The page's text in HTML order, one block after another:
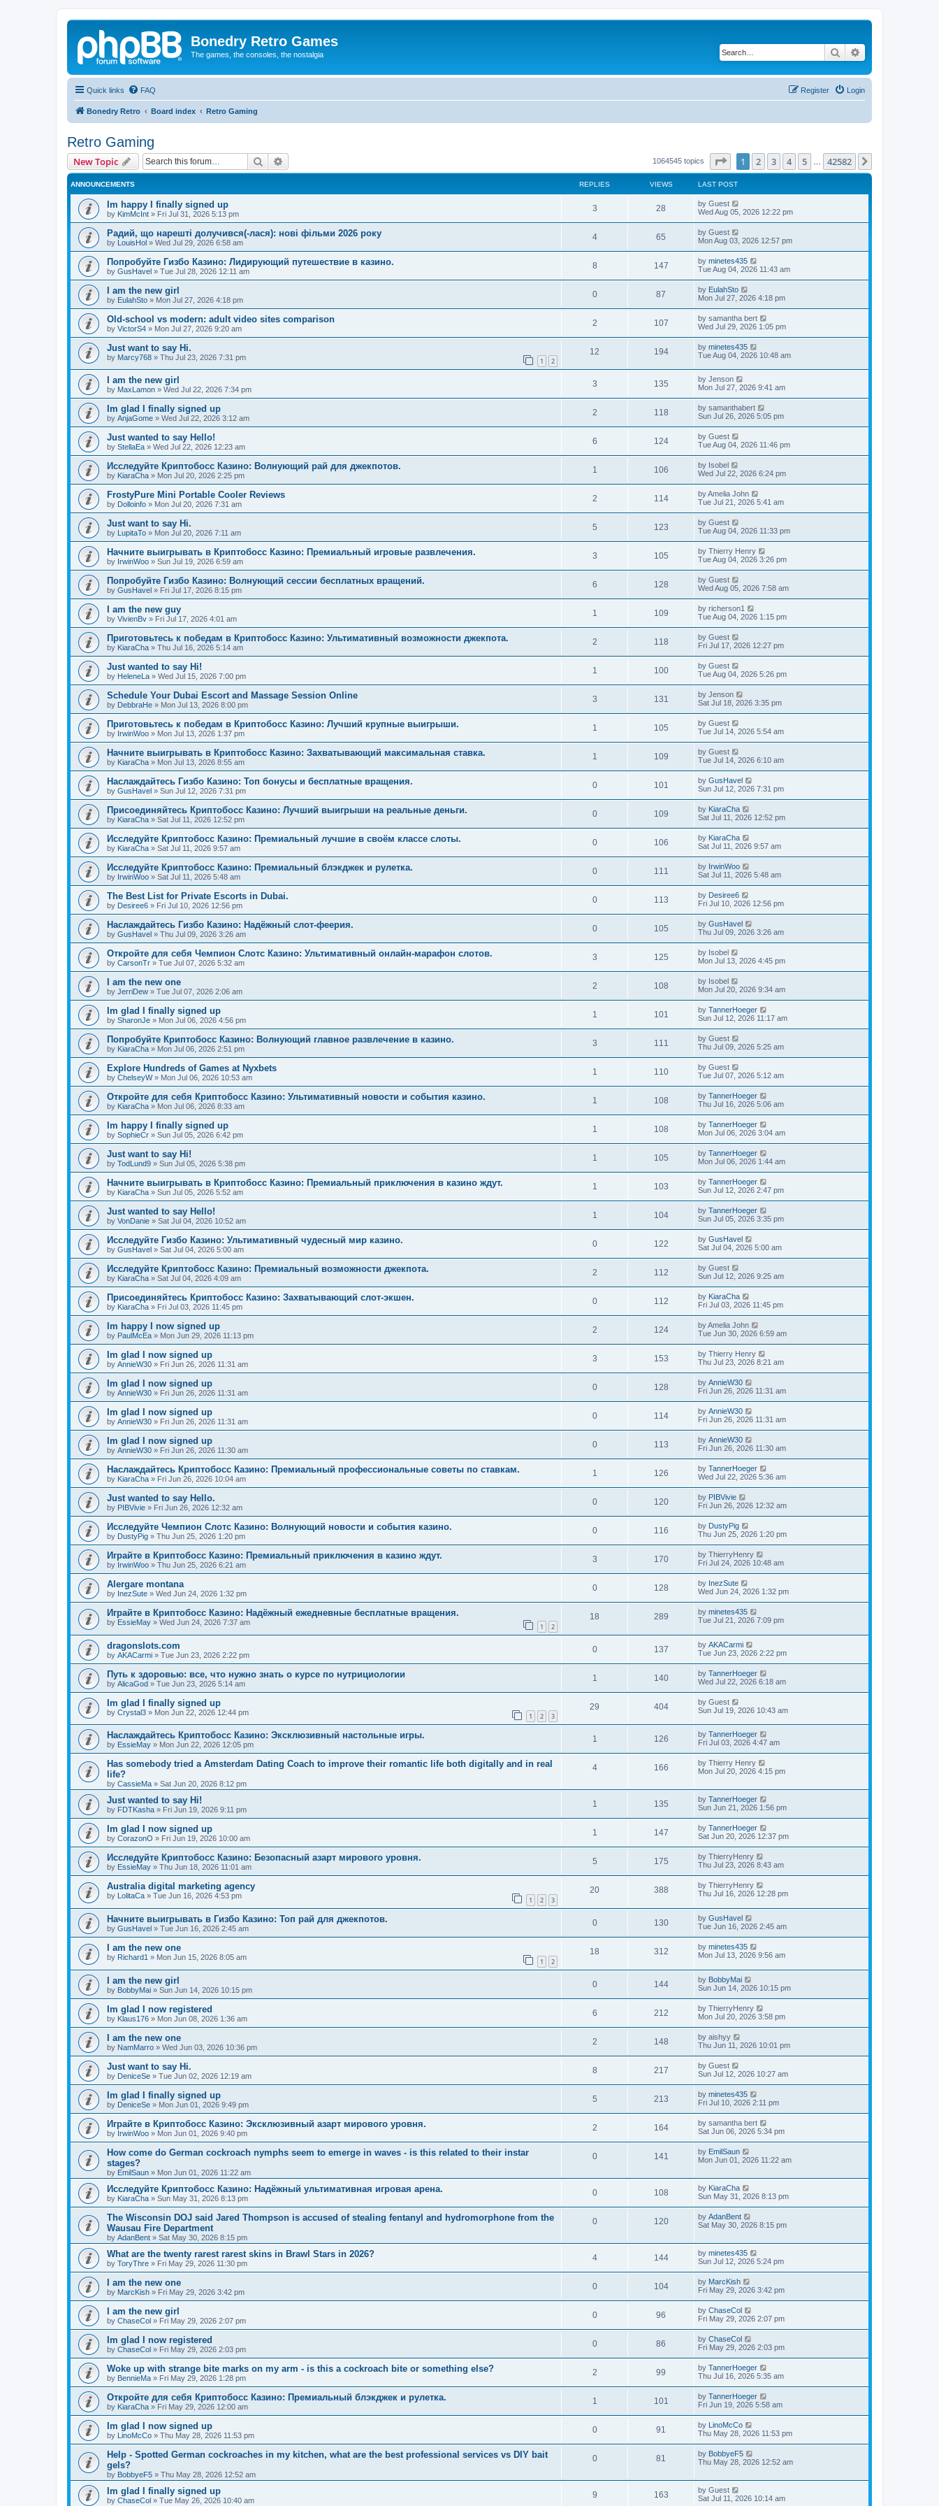
Bonedry Retro Games
The games, the consoles, the nostalgia Search
Quick links FAQ Login
Register
Bonedry Retro Board index Retro Gaming
Retro Gaming
New Topic Search 1064545 topics Page of 42582
1 2 3 4 5 42582
ANNOUNCEMENTS REPLIES VIEWS LAST POST
Im happy I finally signed up
by KimMcInt » Fri Jul 31, 2026 5:13 pm
3 28 by Guest
Wed Aug 05, 2026 12:22 pm
Радий, що нарешті долучився(-лася): нові фільми 2026 року
by LouisHol » Wed Jul 29, 2026 6:58 am
4 65 by Guest
Mon Aug 03, 2026 12:57 pm
Попробуйте Гизбо Казино: Лидирующий путешествие в казино.
by GusHavel » Tue Jul 28, 2026 12:11 am
8 147 by minetes435
Tue Aug 04, 2026 11:43 am
I am the new girl
by EulahSto » Mon Jul 27, 2026 4:18 pm
0 87 by EulahSto
Mon Jul 27, 2026 4:18 pm
Old-school vs modern: adult video sites comparison
by VictorS4 » Mon Jul 27, 2026 9:20 am
2 107 by samantha bert
Wed Jul 29, 2026 1:05 pm
Just want to say Hi.
by Marcy768 » Thu Jul 23, 2026 7:31 pm 1 2
12 194 by minetes435
Tue Aug 04, 2026 10:48 am
I am the new girl
by MaxLamon » Wed Jul 22, 2026 7:34 pm
3 135 by Jenson
Mon Jul 27, 2026 9:41 am
Im glad I finally signed up
by AnjaGome » Wed Jul 22, 2026 3:12 am
2 118 by samanthabert
Sun Jul 26, 2026 5:05 pm
Just wanted to say Hello!
by StellaEa » Wed Jul 22, 2026 12:23 am
6 124 by Guest
Tue Aug 04, 2026 11:46 pm
Исследуйте Криптобосс Казино: Волнующий рай для джекпотов.
by KiaraCha » Mon Jul 20, 2026 2:25 pm
1 106 by Isobel
Wed Jul 22, 2026 6:24 pm
FrostyPure Mini Portable Cooler Reviews
by Dolloinfo » Mon Jul 20, 2026 7:31 am
2 114 byAmelia John
Tue Jul 21, 2026 5:41 am
Just want to say Hi.
by LupitaTo » Mon Jul 20, 2026 7:11 am
5 123 by Guest
Tue Aug 04, 2026 11:33 pm
Начните выигрывать в Криптобосс Казино: Премиальный игровые развлечения.
by IrwinWoo » Sun Jul 19, 2026 6:59 am
3 105 by Thierry Henry
Tue Aug 04, 2026 3:26 pm
Попробуйте Гизбо Казино: Волнующий сессии бесплатных вращений.
by GusHavel » Fri Jul 17, 2026 8:15 pm
6 128 by Guest
Wed Aug 05, 2026 7:58 am
I am the new guy
by VivienBv » Fri Jul 17, 2026 4:01 am
1 109 by richerson1
Tue Aug 04, 2026 1:15 pm
Приготовьтесь к победам в Криптобосс Казино: Ультимативный возможности джекпота.
by KiaraCha » Thu Jul 16, 2026 5:14 am
2 118 by Guest
Fri Jul 17, 2026 12:27 pm
Just wanted to say Hi!
by HeleneLa » Wed Jul 15, 2026 7:00 pm
1 100 by Guest
Tue Aug 04, 2026 5:26 pm
Schedule Your Dubai Escort and Massage Session Online
by DebbraHe » Mon Jul 13, 2026 8:00 pm
3 131 by Jenson
Sat Jul 18, 2026 3:35 pm
Приготовьтесь к победам в Криптобосс Казино: Лучший крупные выигрыши.
by IrwinWoo » Mon Jul 13, 2026 1:37 pm
1 105 by Guest
Tue Jul 14, 2026 5:54 am
Начните выигрывать в Криптобосс Казино: Захватывающий максимальная ставка.
by KiaraCha » Mon Jul 13, 2026 8:55 am
1 109 by Guest
Tue Jul 14, 2026 6:10 am
Наслаждайтесь Гизбо Казино: Топ бонусы и бесплатные вращения.
by GusHavel » Sun Jul 12, 2026 7:31 pm
0 101 by GusHavel
Sun Jul 12, 2026 7:31 pm
Присоединяйтесь Криптобосс Казино: Лучший выигрыши на реальные деньги.
by KiaraCha » Sat Jul 11, 2026 12:52 pm
0 109 by KiaraCha
Sat Jul 11, 2026 12:52 pm
Исследуйте Криптобосс Казино: Премиальный лучшие в своём классе слоты.
by KiaraCha » Sat Jul 11, 2026 9:57 am
0 106 by KiaraCha
Sat Jul 11, 2026 9:57 am
Исследуйте Криптобосс Казино: Премиальный блэкджек и рулетка.
by IrwinWoo » Sat Jul 11, 2026 5:48 am
0 111 by IrwinWoo
Sat Jul 11, 2026 5:48 am
The Best List for Private Escorts in Dubai.
by Desiree6 » Fri Jul 10, 2026 12:56 pm
0 113 by Desiree6
Fri Jul 10, 2026 12:56 pm
Наслаждайтесь Гизбо Казино: Надёжный слот-феерия.
by GusHavel » Thu Jul 09, 2026 3:26 am
0 105 by GusHavel
Thu Jul 09, 2026 3:26 am
Откройте для себя Чемпион Слотс Казино: Ультимативный онлайн-марафон слотов.
by CarsonTr » Tue Jul 07, 2026 5:32 am
3 125 by Isobel
Mon Jul 13, 2026 4:45 pm
I am the new one
by JerriDew » Tue Jul 07, 2026 2:06 am
2 108 by Isobel
Mon Jul 20, 2026 9:34 am
Im glad I finally signed up
by SharonJe » Mon Jul 06, 2026 4:56 pm
1 101 by TannerHoeger
Sun Jul 12, 2026 11:17 am
Попробуйте Криптобосс Казино: Волнующий главное развлечение в казино.
by KiaraCha » Mon Jul 06, 2026 2:51 pm
3 111 by Guest
Thu Jul 09, 2026 5:25 am
Explore Hundreds of Games at Nyxbets
by ChelseyW» Mon Jul 06, 2026 10:53 am
1 110 by Guest
Tue Jul 07, 2026 5:12 am
Откройте для себя Криптобосс Казино: Ультимативный новости и события казино.
by KiaraCha » Mon Jul 06, 2026 8:33 am
1 108 by TannerHoeger
Thu Jul 16, 2026 5:06 am
Im happy I finally signed up
by SophieCr » Sun Jul 05, 2026 6:42 pm
1 108 by TannerHoeger
Mon Jul 06, 2026 3:04 am
Just want to say Hi!
by TodLund9 » Sun Jul 05, 2026 5:38 pm
1 105 by TannerHoeger
Mon Jul 06, 2026 1:44 am
Начните выигрывать в Криптобосс Казино: Премиальный приключения в казино ждут.
by KiaraCha » Sun Jul 05, 2026 5:52 am
1 103 by TannerHoeger
Sun Jul 12, 2026 2:47 pm
Just wanted to say Hello!
by VonDanie » Sat Jul 04, 2026 10:52 am
1 104 by TannerHoeger
Sun Jul 05, 2026 3:35 pm
Исследуйте Гизбо Казино: Ультимативный чудесный мир казино.
by GusHavel » Sat Jul 04, 2026 5:00 am
0 122 by GusHavel
Sat Jul 04, 2026 5:00 am
Исследуйте Криптобосс Казино: Премиальный возможности джекпота.
by KiaraCha » Sat Jul 04, 2026 4:09 am
2 112 by Guest
Sun Jul 12, 2026 9:25 am
Присоединяйтесь Криптобосс Казино: Захватывающий слот-экшен.
by KiaraCha » Fri Jul 03, 2026 11:45 pm
0 112 by KiaraCha
Fri Jul 03, 2026 11:45 pm
Im happy I now signed up
by PaulMcEa » Mon Jun 29, 2026 11:13 pm
2 124 byAmelia John
Tue Jun 30, 2026 6:59 am
Im glad I now signed up
by AnnieW30 » Fri Jun 26, 2026 11:31 am
3 153 by Thierry Henry
Thu Jul 23, 2026 8:21 am
Im glad I now signed up
by AnnieW30 » Fri Jun 26, 2026 11:31 am
0 128 by AnnieW30
Fri Jun 26, 2026 11:31 am
Im glad I now signed up
by AnnieW30 » Fri Jun 26, 2026 11:31 am
0 114 by AnnieW30
Fri Jun 26, 2026 11:31 am
Im glad I now signed up
by AnnieW30 » Fri Jun 26, 2026 11:30 am
0 113 by AnnieW30
Fri Jun 26, 2026 11:30 am
Наслаждайтесь Криптобосс Казино: Премиальный профессиональные советы по ставкам.
by KiaraCha » Fri Jun 26, 2026 10:04 am
1 126 by TannerHoeger
Wed Jul 22, 2026 5:36 am
Just wanted to say Hello.
by PIBVivie » Fri Jun 26, 2026 12:32 am
0 120 by PIBVivie
Fri Jun 26, 2026 12:32 am
Исследуйте Чемпион Слотс Казино: Волнующий новости и события казино.
by DustyPig » Thu Jun 25, 2026 1:20 pm
0 116 by DustyPig
Thu Jun 25, 2026 1:20 pm
Играйте в Криптобосс Казино: Премиальный приключения в казино ждут.
by IrwinWoo » Thu Jun 25, 2026 6:21 am
3 170 by ThierryHenry
Fri Jul 24, 2026 10:48 am
Alergare montana
by InezSute » Wed Jun 24, 2026 1:32 pm
0 128 by InezSute
Wed Jun 24, 2026 1:32 pm
Играйте в Криптобосс Казино: Надёжный ежедневные бесплатные вращения.
by EssieMay » Wed Jun 24, 2026 7:37 am 1 2
18 289 by minetes435
Tue Jul 21, 2026 7:09 pm
dragonslots.com
by AKACarmi » Tue Jun 23, 2026 2:22 pm
0 137 by AKACarmi
Tue Jun 23, 2026 2:22 pm
Путь к здоровью: все, что нужно знать о курсе по нутрициологии
by AlicaGod » Tue Jun 23, 2026 5:14 am
1 140 by TannerHoeger
Wed Jul 22, 2026 6:18 am
Im glad I finally signed up
by Crystal3 » Mon Jun 22, 2026 12:44 pm 1 2 3
29 404 by Guest
Sun Jul 19, 2026 10:43 am
Наслаждайтесь Криптобосс Казино: Эксклюзивный настольные игры.
by EssieMay » Mon Jun 22, 2026 12:05 pm
1 126 by TannerHoeger
Fri Jul 03, 2026 4:47 am
Has somebody tried a Amsterdam Dating Coach to improve their romantic life both digitally and in real
life?
by CassieMa » Sat Jun 20, 2026 8:12 pm
4 166 by Thierry Henry
Mon Jul 20, 2026 4:15 pm
Just wanted to say Hi!
by FDTKasha » Fri Jun 19, 2026 9:11 pm
1 135 by TannerHoeger
Sun Jun 21, 2026 1:56 pm
Im glad I now signed up
by CorazonO » Fri Jun 19, 2026 10:00 am
1 147 by TannerHoeger
Sat Jun 20, 2026 12:37 pm
Исследуйте Криптобосс Казино: Безопасный азарт мирового уровня.
by EssieMay » Thu Jun 18, 2026 11:01 am
5 175 by ThierryHenry
Thu Jul 23, 2026 8:43 am
Australia digital marketing agency
by LolitaCa » Tue Jun 16, 2026 4:53 pm 1 2 3
20 388 by ThierryHenry
Thu Jul 16, 2026 12:28 pm
Начните выигрывать в Гизбо Казино: Топ рай для джекпотов.
by GusHavel » Tue Jun 16, 2026 2:45 am
0 130 by GusHavel
Tue Jun 16, 2026 2:45 am
I am the new one
by Richard1 » Mon Jun 15, 2026 8:05 am 1 2
18 312 by minetes435
Mon Jul 13, 2026 9:56 am
I am the new girl
by BobbyMai » Sun Jun 14, 2026 10:15 pm
0 144 by BobbyMai
Sun Jun 14, 2026 10:15 pm
Im glad I now registered
by Klaus176 » Mon Jun 08, 2026 1:36 am
6 212 by ThierryHenry
Mon Jul 20, 2026 3:58 pm
I am the new one
by NamMarro » Wed Jun 03, 2026 10:36 pm
2 148 by aishyy
Thu Jun 11, 2026 10:01 pm
Just want to say Hi.
by DeniceSe » Tue Jun 02, 2026 12:19 am
8 217 by Guest
Sun Jul 12, 2026 10:27 am
Im glad I finally signed up
by DeniceSe » Mon Jun 01, 2026 9:49 pm
5 213 by minetes435
Fri Jul 10, 2026 2:11 pm
Играйте в Криптобосс Казино: Эксклюзивный азарт мирового уровня.
by IrwinWoo » Mon Jun 01, 2026 9:40 pm
2 164 by samantha bert
Sat Jun 06, 2026 5:34 pm
How come do German cockroach nymphs seem to emerge in waves - is this related to their instar
stages?
by EmilSaun » Mon Jun 01, 2026 11:22 am
0 141 by EmilSaun
Mon Jun 01, 2026 11:22 am
Исследуйте Криптобосс Казино: Надёжный ультимативная игровая арена.
by KiaraCha » Sun May 31, 2026 8:13 pm
0 108 by KiaraCha
Sun May 31, 2026 8:13 pm
The Wisconsin DOJ said Jared Thompson is accused of stealing fentanyl and hydromorphone from the
Wausau Fire Department
by AdanBent » Sat May 30, 2026 8:15 pm
0 120 by AdanBent
Sat May 30, 2026 8:15 pm
What are the twenty rarest rarest skins in Brawl Stars in 2026?
by ToryThre » Fri May 29, 2026 11:30 pm
4 144 by minetes435
Sun Jul 12, 2026 5:24 pm
I am the new one
by MarcKish » Fri May 29, 2026 3:42 pm
0 104 by MarcKish
Fri May 29, 2026 3:42 pm
I am the new girl
by ChaseCol » Fri May 29, 2026 2:07 pm
0 96 by ChaseCol
Fri May 29, 2026 2:07 pm
Im glad I now registered
by ChaseCol » Fri May 29, 2026 2:03 pm
0 86 by ChaseCol
Fri May 29, 2026 2:03 pm
Woke up with strange bite marks on my arm - is this a cockroach bite or something else?
by BennieMa » Fri May 29, 2026 1:28 pm
2 99 by TannerHoeger
Thu Jul 16, 2026 5:35 am
Откройте для себя Криптобосс Казино: Премиальный блэкджек и рулетка.
by KiaraCha » Fri May 29, 2026 12:00 am
1 101 by TannerHoeger
Fri Jun 19, 2026 5:58 am
Im glad I now signed up
by LinoMcCo » Thu May 28, 2026 11:53 pm
0 91 by LinoMcCo
Thu May 28, 2026 11:53 pm
Help - Spotted German cockroaches in my kitchen, what are the best professional services vs DIY bait
gels?
by BobbyeF5 » Thu May 28, 2026 12:52 am
0 81 by BobbyeF5
Thu May 28, 2026 12:52 am
Im glad I finally signed up
by ChaseCol » Tue May 26, 2026 10:40 am
9 163 by Guest
Sat Jul 11, 2026 10:14 am